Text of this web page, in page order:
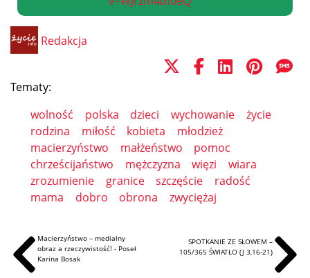
Redakcja
Tematy:
wolność
polska dzieci wychowanie
życie
rodzina
miłość kobieta
młodzież
macierzyństwo
małżeństwo
pomoc
chrześcijaństwo
mężczyzna więzi
wiara
zrozumienie
granice szczęście
radość
mama
dobro obrona zwyciężaj
Macierzyństwo – medialny
obraz a rzeczywistość! - Poseł
Karina Bosak
SPOTKANIE ZE SŁOWEM –
105/365 ŚWIATŁO (J 3,16-21)